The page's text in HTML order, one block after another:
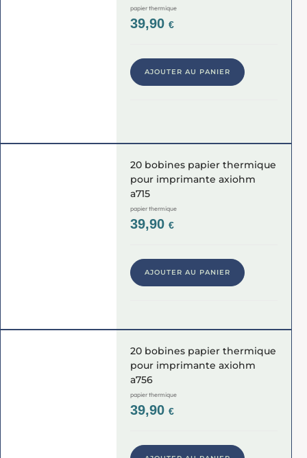
papier thermique
39,90€
AJOUTER AU PANIER
20 bobines papier thermique
pour imprimante axiohm
a715
papier thermique
39,90€
AJOUTER AU PANIER
20 bobines papier thermique
pour imprimante axiohm
a756
papier thermique
39,90€